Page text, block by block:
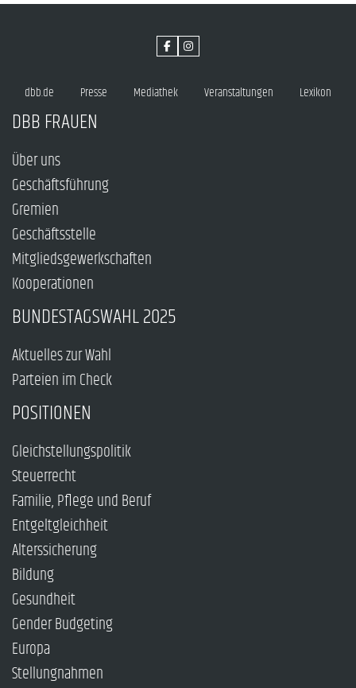
dbb.de Presse Mediathek Veranstaltungen Lexikon
DBB FRAUEN
Über uns
Geschäftsführung
Gremien
Geschäftsstelle
Mitgliedsgewerkschaften
Kooperationen
BUNDESTAGSWAHL 2025
Aktuelles zur Wahl
Parteien im Check
POSITIONEN
Gleichstellungspolitik
Steuerrecht
Familie, Pflege und Beruf
Entgeltgleichheit
Alterssicherung
Bildung
Gesundheit
Gender Budgeting
Europa
Stellungnahmen